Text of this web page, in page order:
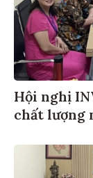
Hội nghị
chất lượng